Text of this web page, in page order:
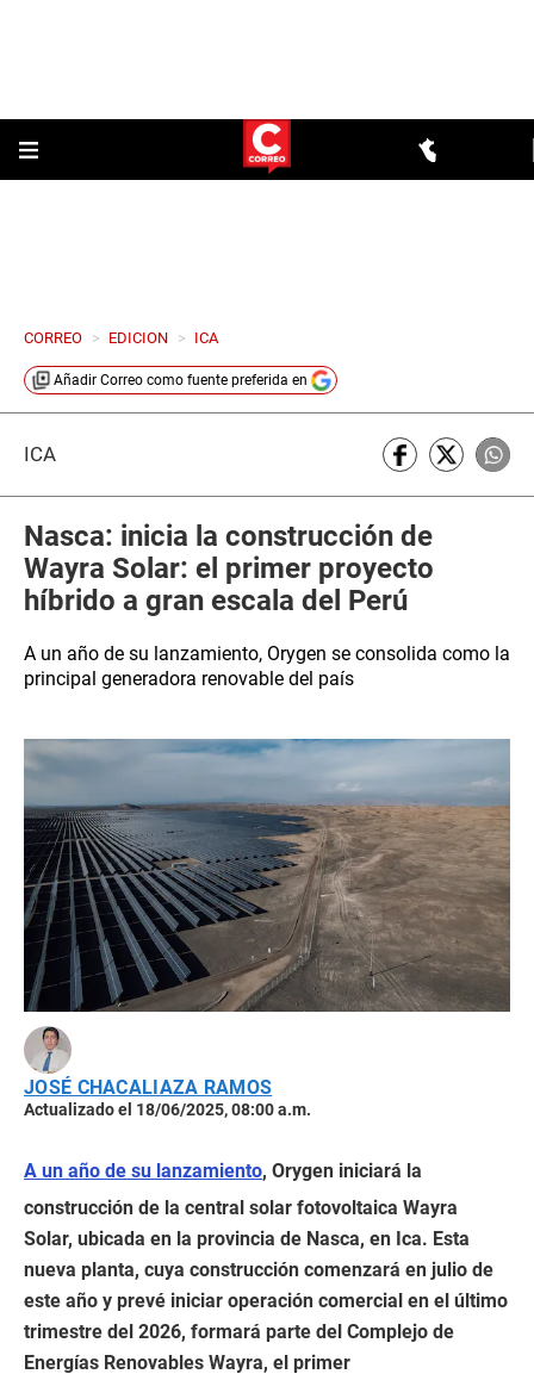
CORREO > EDICION > ICA
Añadir Correo como fuente preferida en
ICA
Nasca: inicia la construcción de
Wayra Solar: el primer proyecto
híbrido a gran escala del Perú
A un año de su lanzamiento, Orygen se consolida como la
principal generadora renovable del país
JOSÉ CHACALIAZA RAMOS
Actualizado el 18/06/2025, 08:00 a.m.
A un año de su lanzamiento, Orygen iniciará la
construcción de la central solar fotovoltaica Wayra
Solar, ubicada en la provincia de Nasca, en Ica. Esta
nueva planta, cuya construcción comenzará en julio de
este año y prevé iniciar operación comercial en el último
trimestre del 2026, formará parte del Complejo de
Energías Renovables Wayra, el primer